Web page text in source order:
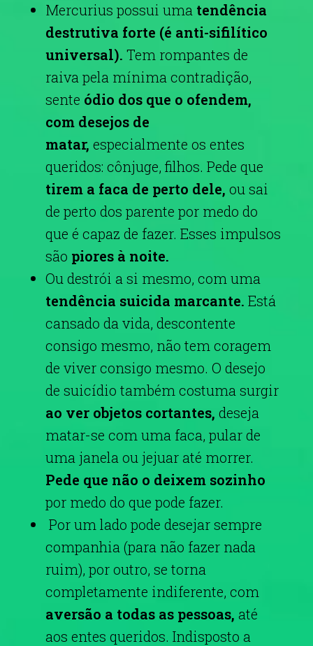
Mercurius possui uma tendência
destrutiva forte (é anti-sifilítico
universal). Tem rompantes de
raiva pela mínima contradição,
sente ódio dos que o ofendem,
com desejos de
matar, especialmente os entes
queridos: cônjuge, filhos. Pede que
tirem a faca de perto dele, ou sai
de perto dos parente por medo do
que é capaz de fazer. Esses impulsos
são piores à noite.
Ou destrói a si mesmo, com uma
tendência suicida marcante. Está
cansado da vida, descontente
consigo mesmo, não tem coragem
de viver consigo mesmo. O desejo
de suicídio também costuma surgir
ao ver objetos cortantes, deseja
matar-se com uma faca, pular de
uma janela ou jejuar até morrer.
Pede que não o deixem sozinho
por medo do que pode fazer.
Por um lado pode desejar sempre
companhia (para não fazer nada
ruim), por outro, se torna
completamente indiferente, com
aversão a todas as pessoas, até
aos entes queridos. Indisposto a